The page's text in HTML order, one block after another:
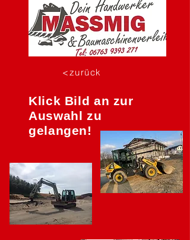
<zurück
Klick Bild an zur
Auswahl zu
gelangen!